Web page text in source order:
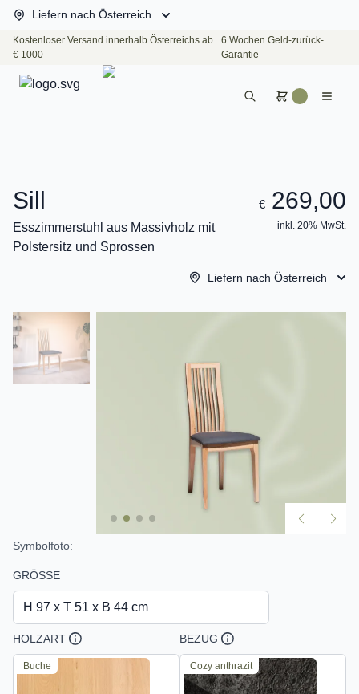
Liefern nach Österreich
Kostenloser Versand innerhalb Österreichs ab
€ 1000
6 Wochen Geld-zurück-
Garantie
Sill
Esszimmerstuhl aus Massivholz mit
Polstersitz und Sprossen
€ 269,00
inkl. 20% MwSt.
Liefern nach Österreich
Symbolfoto:
GRÖSSE
H 97 x T 51 x B 44 cm
HOLZART
Buche
BEZUG
Cozy anthrazit